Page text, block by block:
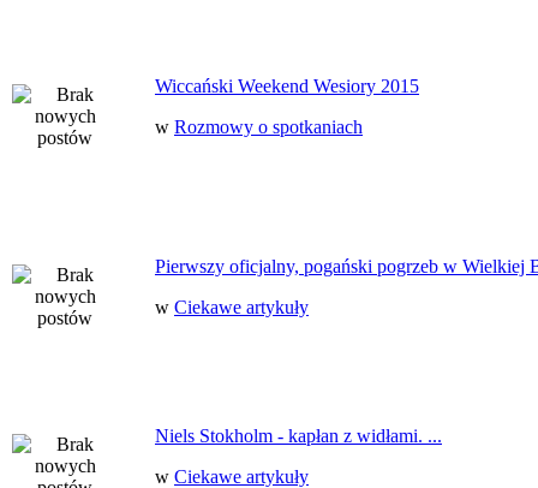
Wiccański Weekend Wesiory 2015
w Rozmowy o spotkaniach
Pierwszy oficjalny, pogański pogrzeb w Wielkiej
w Ciekawe artykuły
Niels Stokholm - kapłan z widłami. ...
w Ciekawe artykuły